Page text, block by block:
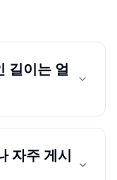
길이는 얼
자주 게시